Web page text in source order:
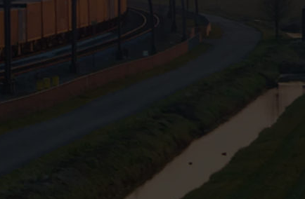
figuurlijk gezien - morgen oplevert.
Lees meer